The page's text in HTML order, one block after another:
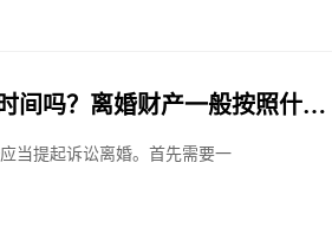
间吗？离婚财产一般按照什么
当提起诉讼离婚。首先需要一